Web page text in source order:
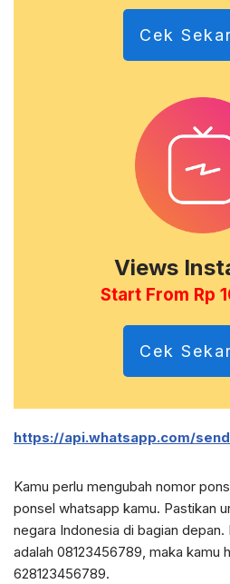
Cek
Views
Start From Rp
Cek
https://api.whatsapp.com/
Kamu perlu mengubah nomor
ponsel whatsapp kamu. Pastikan
negara Indonesia di bagian
adalah 08123456789, maka kamu
628123456789.